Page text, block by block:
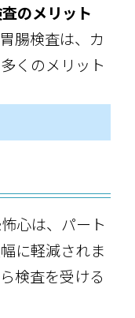
のメリット
腸検査は、カ
くのメリット
心は、パート
に軽減されま
検査を受ける